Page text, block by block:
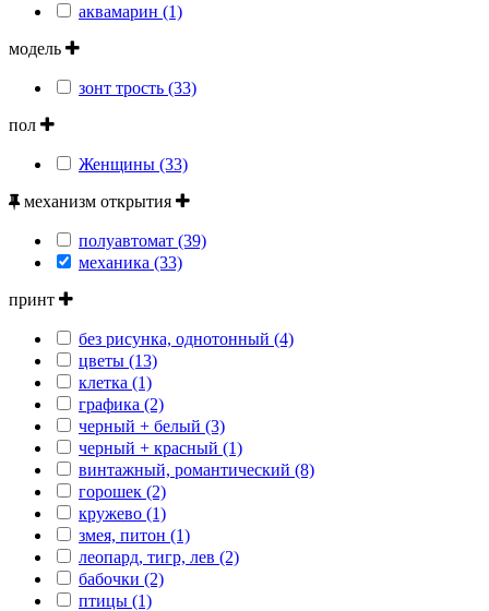
аквамарин (1)
модель
зонт трость (33)
пол
Женщины (33)
механизм открытия
полуавтомат (39)
механика (33)
принт
без рисунка, однотонный (4)
цветы (13)
клетка (1)
графика (2)
черный + белый (3)
черный + красный (1)
винтажный, романтический (8)
горошек (2)
кружево (1)
змея, питон (1)
леопард, тигр, лев (2)
бабочки (2)
птицы (1)